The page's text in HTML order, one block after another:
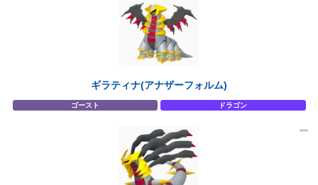
ギラティナ(アナザーフォルム)
ゴースト ドラゴン